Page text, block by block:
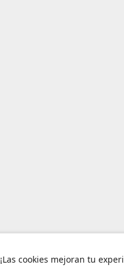
¡Las cookies mejoran tu